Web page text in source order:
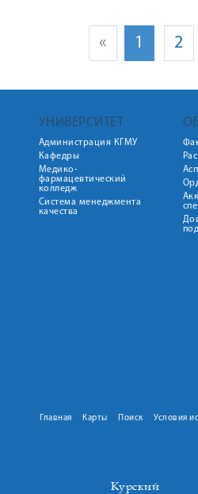
« 1 2
УНИВЕРСИТЕТ
Администрация КГМУ
Кафедры
Медико-
фармацевтический
колледж
Система менеджмента
качества
Главная Карты Поиск Условия
Курский